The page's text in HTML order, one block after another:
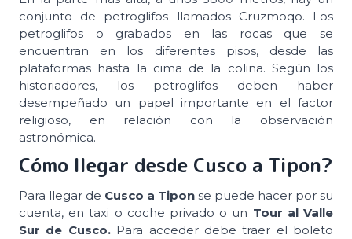
conjunto de petroglifos llamados Cruzmoqo. Los
petroglifos o grabados en las rocas que se
encuentran en los diferentes pisos, desde las
plataformas hasta la cima de la colina. Según los
historiadores, los petroglifos deben haber
desempeñado un papel importante en el factor
religioso, en relación con la observación
astronómica.
Cómo llegar desde Cusco a Tipon?
Para llegar de Cusco a Tipon se puede hacer por su
cuenta, en taxi o coche privado o un Tour al Valle
Sur de Cusco.Para acceder debe traer el boleto